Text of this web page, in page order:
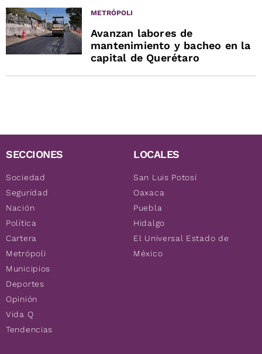
METRÓPOLI
Avanzan labores de
mantenimiento y bacheo en la
capital de Querétaro
SECCIONES
Sociedad
Seguridad
Nación
Política
Cartera
Metrópoli
Municipios
Deportes
Opinión
Vida Q
Tendencias
LOCALES
San Luis Potosí
Oaxaca
Puebla
Hidalgo
El Universal Estado de
México